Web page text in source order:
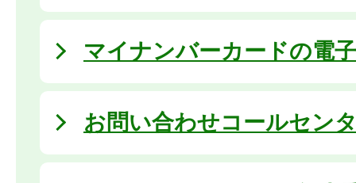
マイナンバーカードの電
お問い合わせコールセン